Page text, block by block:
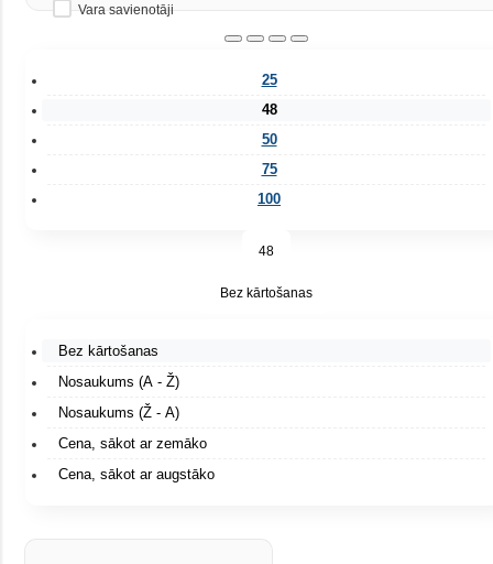
Vara savienotāji
25
48
50
75
100
48
Bez kārtošanas
Bez kārtošanas
Nosaukums (A - Ž)
Nosaukums (Ž - A)
Cena, sākot ar zemāko
Cena, sākot ar augstāko